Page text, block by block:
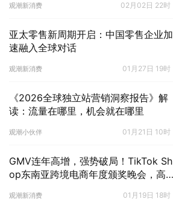
观潮新消费 02月02日 22时
亚太零售新周期开启：中国零售企业加
速融入全球对话
观潮新消费 01月27日 19时
《2026全球独立站营销洞察报告》解
读：流量在哪里，机会就在哪里
观潮小伙伴 01月21日 10时
GMV连年高增，强势破局！TikTok Sh
op东南亚跨境电商年度颁奖晚会，高
观潮新消费 01月19日 18时